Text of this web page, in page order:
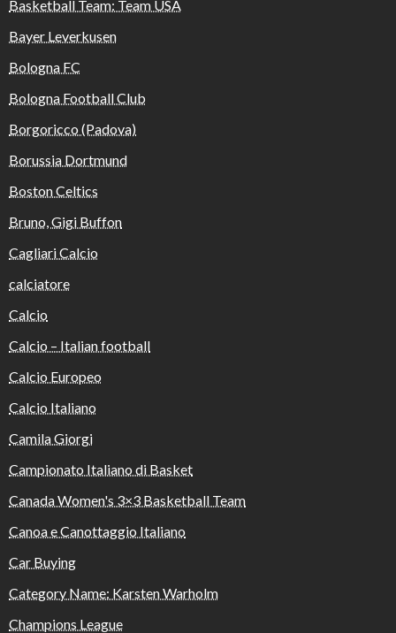
Basketball Team: Team USA
Bayer Leverkusen
Bologna FC
Bologna Football Club
Borgoricco (Padova)
Borussia Dortmund
Boston Celtics
Bruno, Gigi Buffon
Cagliari Calcio
calciatore
Calcio
Calcio – Italian football
Calcio Europeo
Calcio Italiano
Camila Giorgi
Campionato Italiano di Basket
Canada Women's 3×3 Basketball Team
Canoa e Canottaggio Italiano
Car Buying
Category Name: Karsten Warholm
Champions League